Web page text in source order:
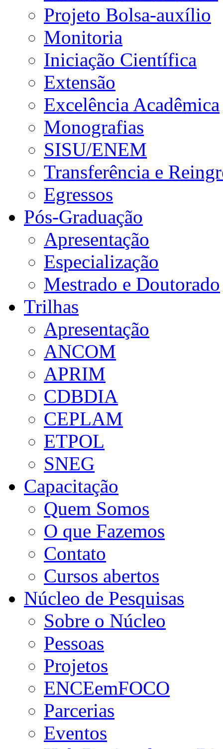
Projeto Bolsa-auxílio
Monitoria
Iniciação Científica
Extensão
Excelência Acadêmica
Monografias
SISU/ENEM
Transferência e
Egressos
Pós-Graduação
Apresentação
Especialização
Mestrado e Doutorado
Trilhas
Apresentação
ANCOM
APRIM
CDBDIA
CEPLAM
ETPOL
SNEG
Capacitação
Quem Somos
O que Fazemos
Contato
Cursos abertos
Núcleo de Pesquisas
Sobre o Núcleo
Pessoas
Projetos
ENCEemFOCO
Parcerias
Eventos